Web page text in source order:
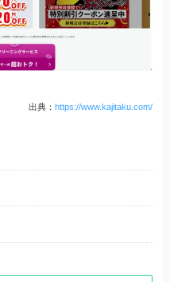
出典： https://www.kajitaku.com/